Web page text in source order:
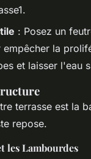
: Posez un
la
et laisser l'eau
terrasse est la
repose.
les Lambourdes